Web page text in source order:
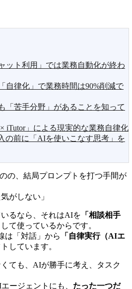
ット利用」では業務自動化が終わ
自律化」で業務時間は90%削減で
「苦手分野」があることを知って
iTutor」による現実的な業務自律化
の前に「AIを使いこなす思考」を
のの、結局プロンプトを打つ手間が
がしない」
るなら、それはAIを 「相談相手
して使っているからです。
は「対話」から
「自律実行（AIエ
しています。
ても、AIが勝手に考え、タスク
ージェントにも、 たった一つだ